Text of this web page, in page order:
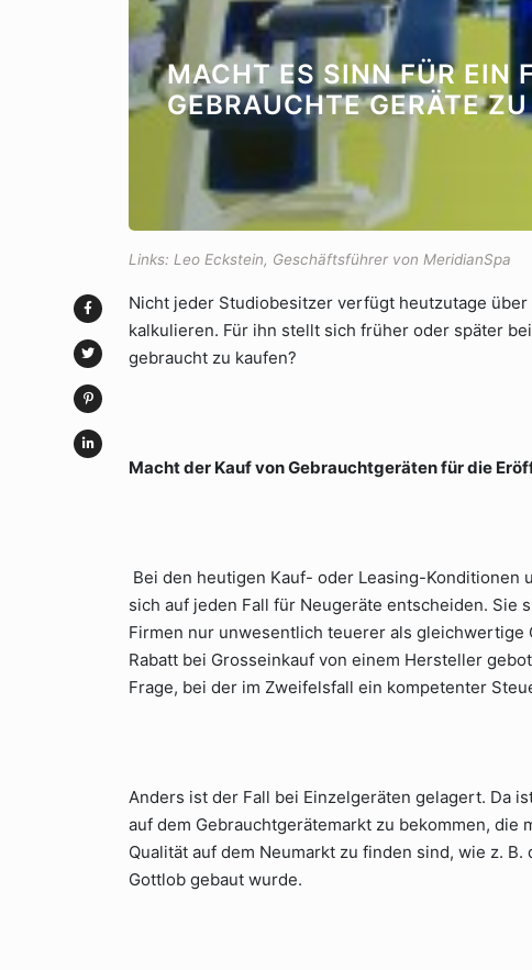
MACHT ES SINN FÜR EIN
GEBRAUCHTE GERÄTE
Links: Leo Eckstein, Geschäftsführer von MeridianSpa
Nicht jeder Studiobesitzer verfügt heutzutage
kalkulieren. Für ihn stellt sich früher oder später
gebraucht zu kaufen?
Macht der Kauf von Gebrauchtgeräten für die
Bei den heutigen Kauf- oder Leasing-Konditionen
sich auf jeden Fall für Neugeräte entscheiden.
Firmen nur unwesentlich teuerer als gleichwertige
Rabatt bei Grosseinkauf von einem Hersteller
Frage, bei der im Zweifelsfall ein kompetenter
Anders ist der Fall bei Einzelgeräten gelagert. Da
auf dem Gebrauchtgerätemarkt zu bekommen,
Qualität auf dem Neumarkt zu finden sind, wie z.
Gottlob gebaut wurde.